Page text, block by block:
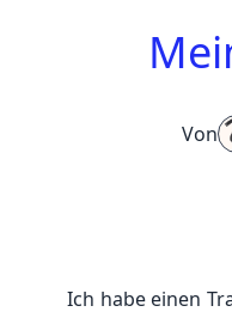
Von
Ich habe einen